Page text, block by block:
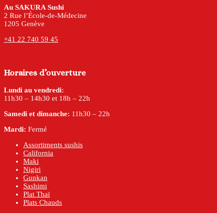
Au SAKURA Sushi
2 Rue l’École-de-Médecine
1205 Genève
+41 22 740 59 45
Horaires d’ouverture
Lundi au vendredi:
11h30 – 14h30 et 18h – 22h
Samedi et dimanche: 11h30 – 22h
Mardi: Fermé
Assortiments sushis
California
Maki
Nigiri
Gunkan
Sashimi
Plat Thaï
Plats Chauds